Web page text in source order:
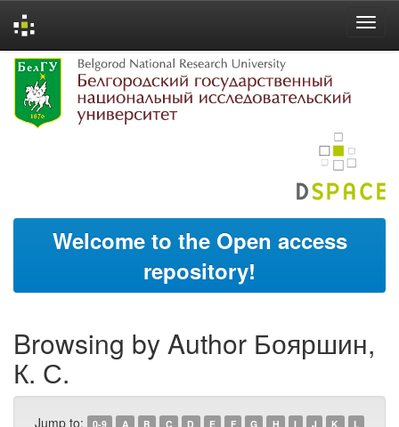
Skip
navigation
Welcome to the Open access
repository!
Browsing by Author Бояршин,
К. С.
Jump to: 0-9 A B C D E F G H I J K
L